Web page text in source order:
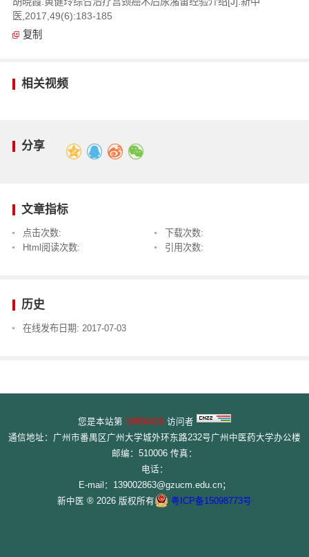
医,2017,49(6):183-185
复制
相关视频
分享
文章指标
点击次数:
下载次数:
Html阅读次数:
引用次数:
历史
在线发布日期: 2017-07-03
您是本站第 18850415 访问者
通信地址：广州市番禺区广州大学城外环东路232号广州中医药大学办公楼
邮编：510006 传真：
电话：
E-mail：139002863@gzucm.edu.cn；
新中医 ® 2026 版权所有
粤ICP备15098773号